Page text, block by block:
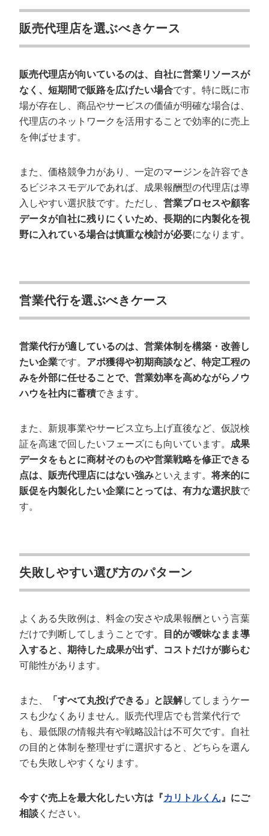
販売代理店を選ぶべきケース
販売代理店が向いているのは、自社に営業リソースが
なく、短期間で販路を広げたい場合です。特に既に市
場が存在し、商品やサービスの価値が明確な場合は、
代理店のネットワークを活用することで効率的に売上
を伸ばせます。
また、価格競争力があり、一定のマージンを許容でき
るビジネスモデルであれば、成果報酬型の代理店は導
入しやすい選択肢です。ただし、 営業プロセスや顧客
データが自社に残りにくいため、長期的に内製化を視
野に入れている場合は慎重な検討が必要になります。
営業代行を選ぶべきケース
営業代行が適しているのは、営業体制を構築・改善し
たい企業です。 アポ獲得や初期商談など、特定工程の
みを外部に任せることで、営業効率を高めながらノウ
ハウを社内に蓄積できます。
また、新規事業やサービス立ち上げ直後など、仮説検
証を高速で回したいフェーズにも向いています。 成果
データをもとに商材そのものや営業戦略を修正できる
点は、販売代理店にはない強みといえます。将来的に
販促を内製化したい企業にとっては、有力な選択肢で
す。
失敗しやすい選び方のパターン
よくある失敗例は、料金の安さや成果報酬という言葉
だけで判断してしまうことです。
目的が曖昧なまま導
入すると、期待した成果が出ず、コストだけが膨らむ
可能性があります。
また、 「すべて丸投げできる」と誤解してしまうケー
スも少なくありません。販売代理店でも営業代行で
も、最低限の情報共有や戦略設計は不可欠です。自社
の目的と体制を整理せずに選択すると、どちらを選ん
でも失敗しやすくなります。
今すぐ売上を最大化したい方は『カリトルくん 』にご
相談 ください。